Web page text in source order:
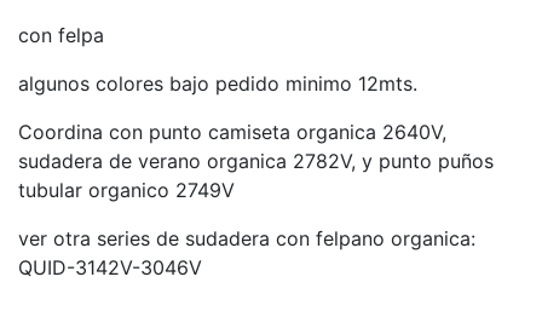
con felpa
algunos colores bajo pedido minimo 12mts.
Coordina con punto camiseta organica 2640V,
sudadera de verano organica 2782V, y punto puños
tubular organico 2749V
ver otra series de sudadera con felpano organica:
QUID-3142V-3046V